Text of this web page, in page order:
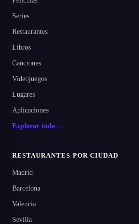
Series
Restaurantes
Libros
Canciones
Videojuegos
Lugares
Aplicaciones
Explorar todo →
RESTAURANTES POR CIUDAD
Madrid
Barcelona
Valencia
Sevilla